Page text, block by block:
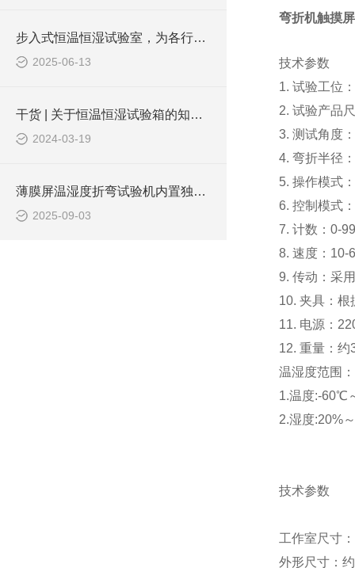
步入式恒温恒湿试验室，为各行业筑牢环境测试根基
2025-06-13
干货 | 关于恒温恒湿试验箱的知识普及
2024-03-19
薄膜屏温湿度折弯试验机内置独立的温湿度调节模块
2025-09-03
弯折机触摸
技术参数
1. 试验工位
2. 试验产品
3. 测试角度
4. 弯折半径
5. 操作模式
6. 控制模式
7. 计数：0-
8. 速度：10-
9. 传动：采
10. 夹具：根
11. 电源：
12. 重量：约
温湿度范围：
1.温度:-60℃
2.湿度:20%
技术参数
工作室尺寸
外形尺寸：